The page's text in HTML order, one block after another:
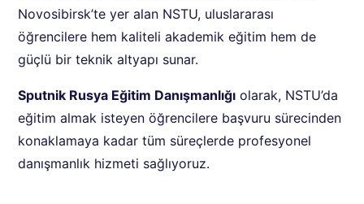
Novosibirsk’te yer alan NSTU, uluslararası
öğrencilere hem kaliteli akademik eğitim hem de
güçlü bir teknik altyapı sunar.
Sputnik Rusya Eğitim Danışmanlığı olarak, NSTU’da
eğitim almak isteyen öğrencilere başvuru sürecinden
konaklamaya kadar tüm süreçlerde profesyonel
danışmanlık hizmeti sağlıyoruz.